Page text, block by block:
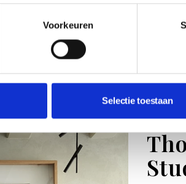
Voorkeuren
Selectie toestaan
en zijden gordijnen,
gemaakt zijn, een
verschillende
kunst. Een